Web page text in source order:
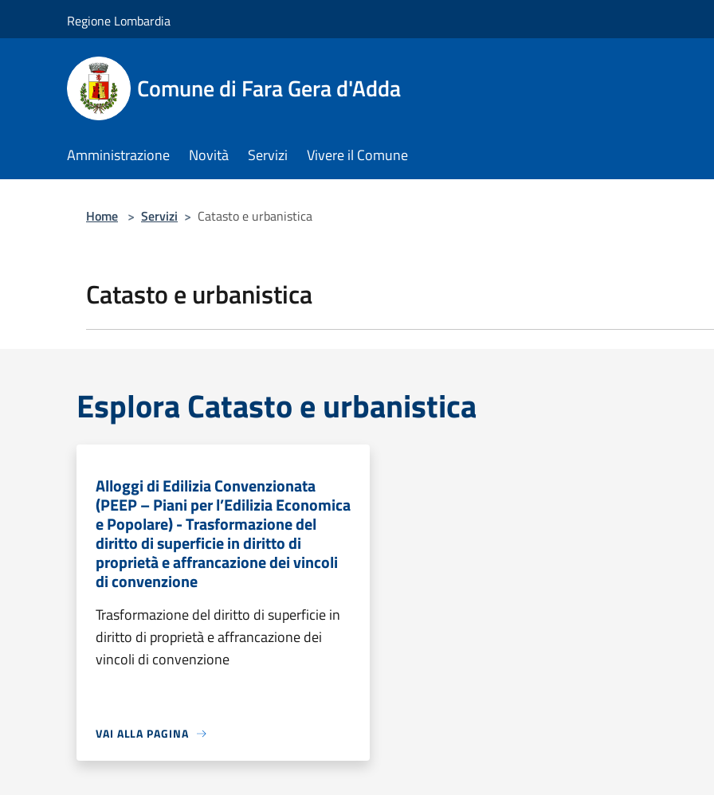
Regione Lombardia
Comune di Fara Gera d'Adda
Amministrazione Novità Servizi Vivere il Comune
Home > Servizi > Catasto e urbanistica
Catasto e urbanistica
Esplora Catasto e urbanistica
Alloggi di Edilizia Convenzionata
(PEEP – Piani per l’Edilizia Economica
e Popolare) - Trasformazione del
diritto di superficie in diritto di
proprietà e affrancazione dei vincoli
di convenzione
Trasformazione del diritto di superficie in
diritto di proprietà e affrancazione dei
vincoli di convenzione
VAI ALLA PAGINA